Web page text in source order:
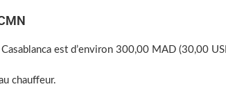
est d’environ 300,00 MAD (30,00
chauffeur.